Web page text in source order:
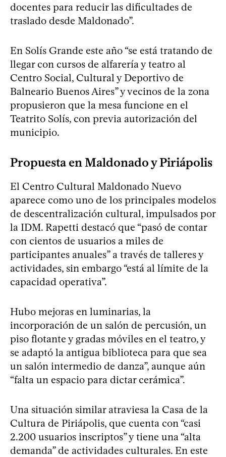
docentes para reducir las dificultades de
traslado desde Maldonado”.
En Solís Grande este año “se está tratando de
llegar con cursos de alfarería y teatro al
Centro Social, Cultural y Deportivo de
Balneario Buenos Aires” y vecinos de la zona
propusieron que la mesa funcione en el
Teatrito Solís, con previa autorización del
municipio.
Propuesta en Maldonado y Piriápolis
El Centro Cultural Maldonado Nuevo
aparece como uno de los principales modelos
de descentralización cultural, impulsados por
la IDM. Rapetti destacó que “pasó de contar
con cientos de usuarios a miles de
participantes anuales” a través de talleres y
actividades, sin embargo “está al límite de la
capacidad operativa”.
Hubo mejoras en luminarias, la
incorporación de un salón de percusión, un
piso flotante y gradas móviles en el teatro, y
se adaptó la antigua biblioteca para que sea
un salón intermedio de danza”, aunque aún
“falta un espacio para dictar cerámica”.
Una situación similar atraviesa la Casa de la
Cultura de Piriápolis, que cuenta con “casi
2.200 usuarios inscriptos” y tiene una “alta
demanda” de actividades culturales. En este